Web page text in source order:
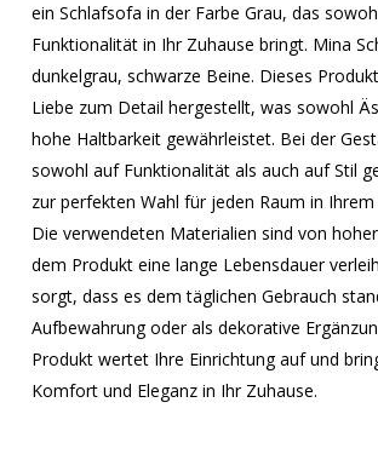
ein Schlafsofa in der Farbe Grau, das
Funktionalität in Ihr Zuhause bringt. Mina
dunkelgrau, schwarze Beine. Dieses
Liebe zum Detail hergestellt, was sowohl
hohe Haltbarkeit gewährleistet. Bei der
sowohl auf Funktionalität als auch auf Stil
zur perfekten Wahl für jeden Raum in
Die verwendeten Materialien sind von
dem Produkt eine lange Lebensdauer
sorgt, dass es dem täglichen Gebrauch
Aufbewahrung oder als dekorative
Produkt wertet Ihre Einrichtung auf und
Komfort und Eleganz in Ihr Zuhause.